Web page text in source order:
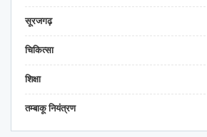
सूरजगढ़
चिकित्सा
शिक्षा
तम्बाकू नियंत्रण